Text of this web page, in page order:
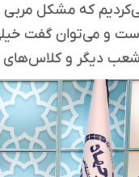
که مشکل
و می‌توان گفت خیلی
شعب دیگر و